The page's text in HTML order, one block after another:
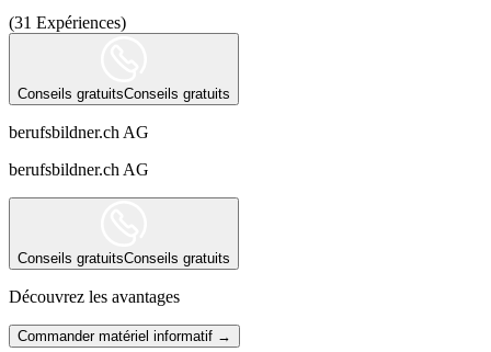
(31 Expériences)
Conseils gratuitsConseils gratuits
berufsbildner.ch AG
berufsbildner.ch AG
Conseils gratuitsConseils gratuits
Découvrez les avantages
Commander matériel informatif →